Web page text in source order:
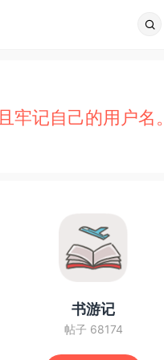
记自己的用户名。
书游记
帖子 68174